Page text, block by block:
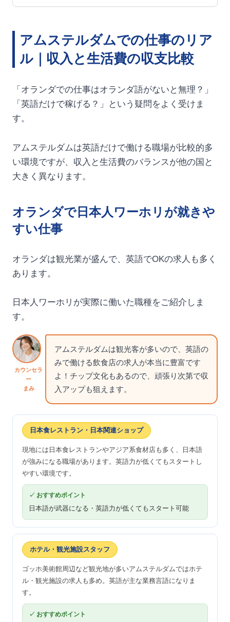
アムステルダムでの仕事のリア
ル｜収入と生活費の収支比較
「オランダでの仕事はオランダ語がないと無理？」
「英語だけで稼げる？」という疑問をよく受けま
す。
アムステルダムは英語だけで働ける職場が比較的多
い環境ですが、収入と生活費のバランスが他の国と
大きく異なります。
オランダで日本人ワーホリが就きや
すい仕事
オランダは観光業が盛んで、英語でOKの求人も多く
あります。
日本人ワーホリが実際に働いた職種をご紹介しま
す。
カウンセラ
ー
まみ
アムステルダムは観光客が多いので、英語の
みで働ける飲食店の求人が本当に豊富です
よ！チップ文化もあるので、頑張り次第で収
入アップも狙えます。
日本食レストラン・日本関連ショップ
現地には日本食レストランやアジア系食材店も多く、日本語
が強みになる職場があります。英語力が低くてもスタートし
やすい環境です。
✓ おすすめポイント
日本語が武器になる・英語力が低くてもスタート可能
ホテル・観光施設スタッフ
ゴッホ美術館周辺など観光地が多いアムステルダムではホテ
ル・観光施設の求人も多め。英語が主な業務言語になりま
す。
✓ おすすめポイント